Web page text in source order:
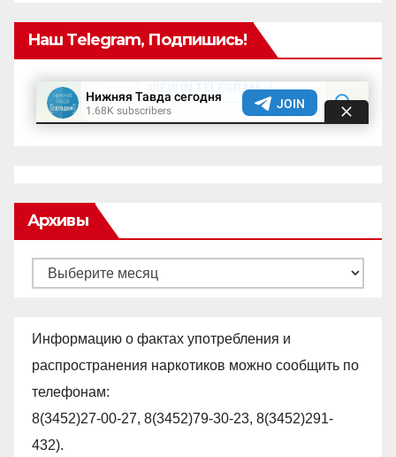
Наш Telegram, Подпишись!
Архивы
Архивы
Информацию о фактах употребления и
распространения наркотиков можно сообщить по
телефонам:
8(3452)27-00-27, 8(3452)79-30-23, 8(3452)291-
432).